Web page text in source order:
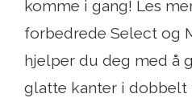
komme i gang! Les
forbedrede Select og
hjelper du deg med å
glatte kanter i dobbelt